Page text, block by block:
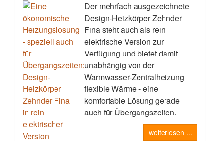
Der mehrfach ausgezeichnete
Design-Heizkörper Zehnder
Fina steht auch als rein
elektrische Version zur
Verfügung und bietet damit
unabhängig von der
Warmwasser-Zentralheizung
flexible Wärme - eine
komfortable Lösung gerade
auch für Übergangszeiten.
weiterlesen ...